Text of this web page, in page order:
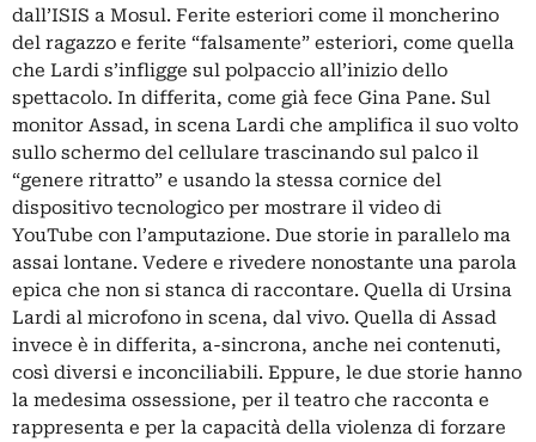
dall’ISIS a Mosul. Ferite esteriori come il moncherino
del ragazzo e ferite “falsamente” esteriori, come quella
che Lardi s’infligge sul polpaccio all’inizio dello
spettacolo. In differita, come già fece Gina Pane. Sul
monitor Assad, in scena Lardi che amplifica il suo volto
sullo schermo del cellulare trascinando sul palco il
“genere ritratto” e usando la stessa cornice del
dispositivo tecnologico per mostrare il video di
YouTube con l’amputazione. Due storie in parallelo ma
assai lontane. Vedere e rivedere nonostante una parola
epica che non si stanca di raccontare. Quella di Ursina
Lardi al microfono in scena, dal vivo. Quella di Assad
invece è in differita, a-sincrona, anche nei contenuti,
così diversi e inconciliabili. Eppure, le due storie hanno
la medesima ossessione, per il teatro che racconta e
rappresenta e per la capacità della violenza di forzare